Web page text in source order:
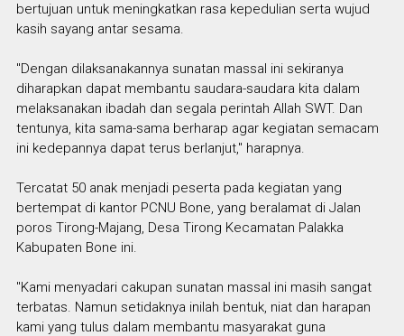
bertujuan untuk meningkatkan rasa kepedulian serta wujud
kasih sayang antar sesama.
"Dengan dilaksanakannya sunatan massal ini sekiranya
diharapkan dapat membantu saudara-saudara kita dalam
melaksanakan ibadah dan segala perintah Allah SWT. Dan
tentunya, kita sama-sama berharap agar kegiatan semacam
ini kedepannya dapat terus berlanjut," harapnya.
Tercatat 50 anak menjadi peserta pada kegiatan yang
bertempat di kantor PCNU Bone, yang beralamat di Jalan
poros Tirong-Majang, Desa Tirong Kecamatan Palakka
Kabupaten Bone ini.
"Kami menyadari cakupan sunatan massal ini masih sangat
terbatas. Namun setidaknya inilah bentuk, niat dan harapan
kami yang tulus dalam membantu masyarakat guna